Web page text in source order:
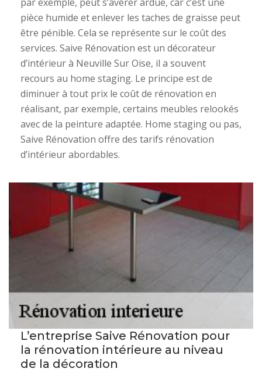
pièce humide et enlever les taches de graisse peut
être pénible. Cela se représente sur le coût des
services. Saive Rénovation est un décorateur
d’intérieur à Neuville Sur Oise, il a souvent
recours au home staging. Le principe est de
diminuer à tout prix le coût de rénovation en
réalisant, par exemple, certains meubles relookés
avec de la peinture adaptée. Home staging ou pas,
Saive Rénovation offre des tarifs rénovation
d’intérieur abordables.
L’entreprise Saive Rénovation pour
la rénovation intérieure au niveau
de la décoration